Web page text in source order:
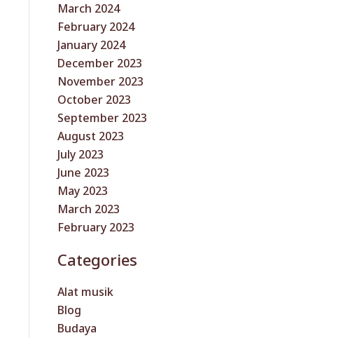
March 2024
February 2024
January 2024
December 2023
November 2023
October 2023
September 2023
August 2023
July 2023
June 2023
May 2023
March 2023
February 2023
Categories
Alat musik
Blog
Budaya